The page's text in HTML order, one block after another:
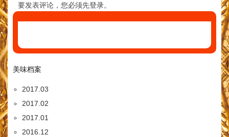
要发表评论，您必须先登录。
美味档案
2017.03
2017.02
2017.01
2016.12